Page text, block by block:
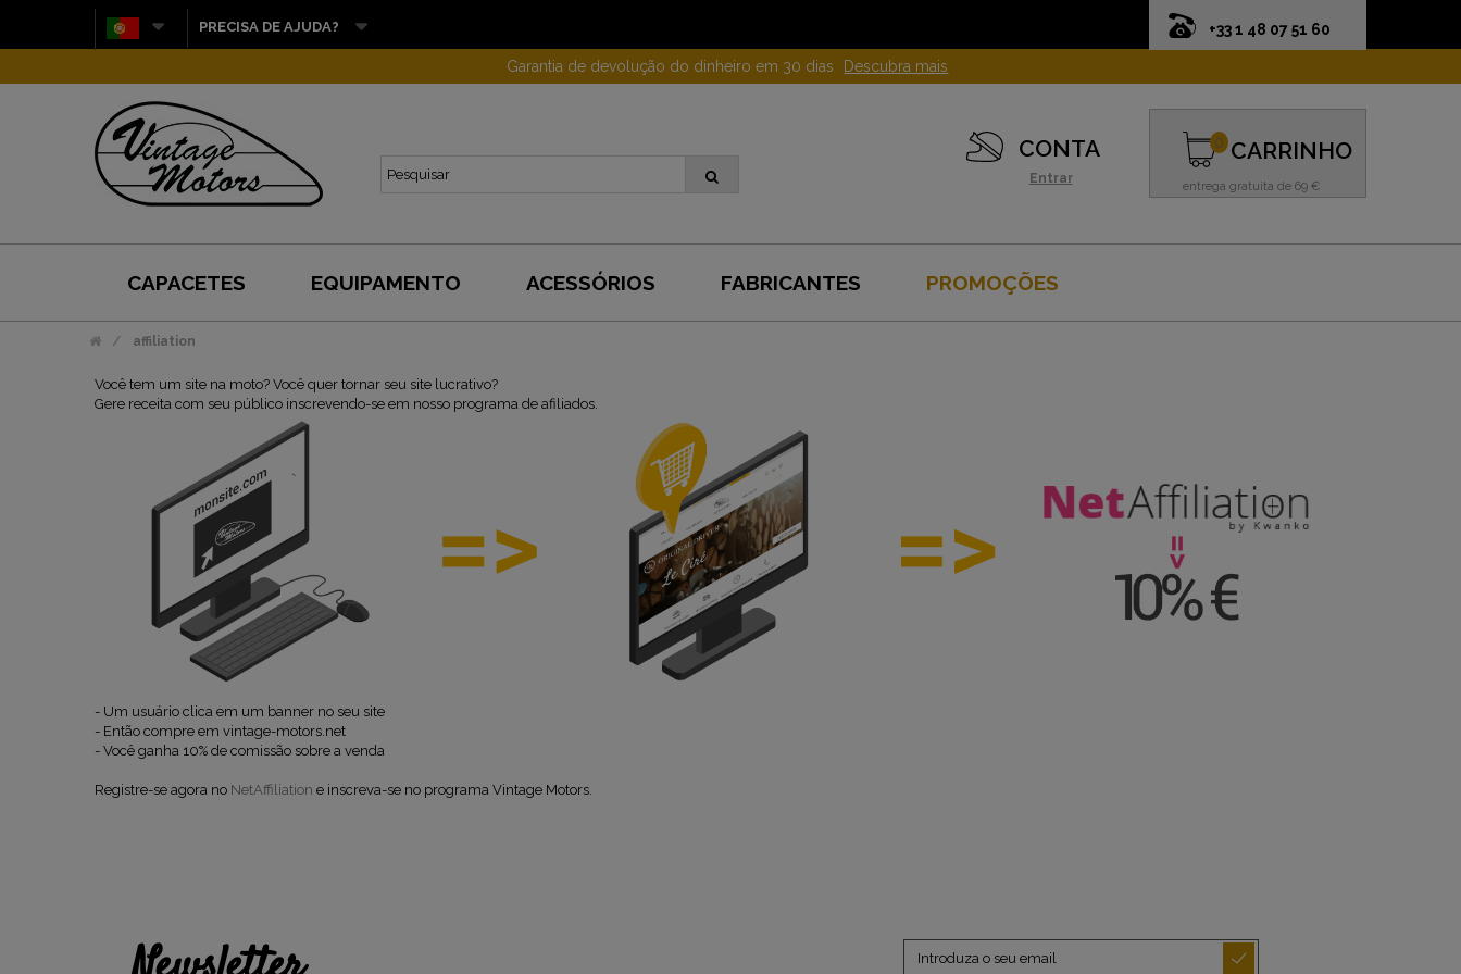
+33 1 48 07 51 60
PRECISA DE AJUDA?
Garantia de devolução do dinheiro em 30 dias Descubra mais
CONTA
Entrar
CARRINHO
entrega gratuita de 69 €
0
CAPACETES EQUIPAMENTO ACESSÓRIOS FABRICANTES PROMOÇÕES
affiliation
Você tem um site na moto? Você quer tornar seu site lucrativo?
Gere receita com seu público inscrevendo-se em nosso programa de afiliados.
- Um usuário clica em um banner no seu site
- Então compre em vintage-motors.net
- Você ganha 10% de comissão sobre a venda
Registre-se agora no NetAffiliation e inscreva-se no programa Vintage Motors.